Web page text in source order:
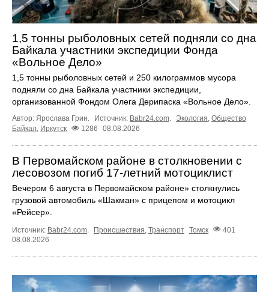
1,5 тонны рыболовных сетей подняли со дна
Байкала участники экспедиции Фонда
«Вольное Дело»
1,5 тонны рыболовных сетей и 250 килограммов мусора
подняли со дна Байкала участники экспедиции,
организованной Фондом Олега Дерипаска «Вольное Дело».
Автор: Ярослава Грин. Источник: Babr24.com. Экология, Общество
Байкал, Иркутск 1286 08.08.2026
В Первомайском районе в столкновении с
лесовозом погиб 17-летний мотоциклист
Вечером 6 августа в Первомайском районе» столкнулись
грузовой автомобиль «Шакман» с прицепом и мотоцикл
«Рейсер».
Источник: Babr24.com Происшествия Транспорт Томск
401
08.08.2026